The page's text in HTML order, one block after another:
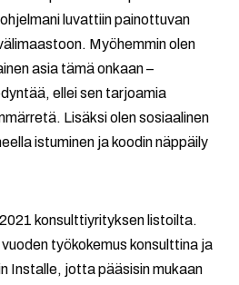
luvattiin painottuvan
Myöhemmin olen
asia tämä onkaan –
ellei sen tarjoamia
Lisäksi olen sosiaalinen
istuminen ja koodin näppäily
konsulttiyrityksen listoilta.
vuoden työkokemus konsulttina ja
Installe, jotta pääsisin mukaan